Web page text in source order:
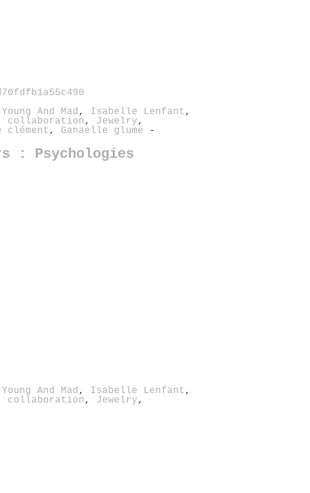
Young And Mad , Isabelle Lenfant ,
collaboration , Jewelry,
clément , Ganaelle glume -
: Psychologies
Young And Mad , Isabelle Lenfant ,
collaboration , Jewelry,